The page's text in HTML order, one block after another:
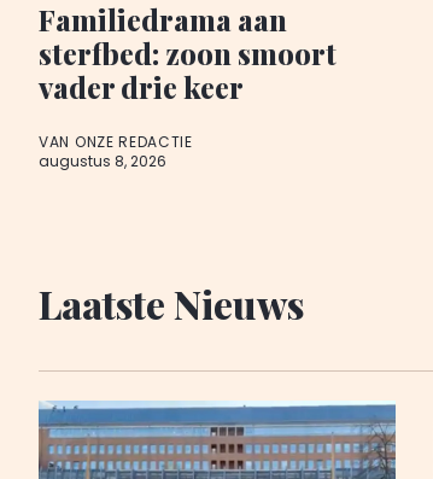
Familiedrama aan
sterfbed: zoon smoort
vader drie keer
VAN ONZE REDACTIE
augustus 8, 2026
Laatste Nieuws